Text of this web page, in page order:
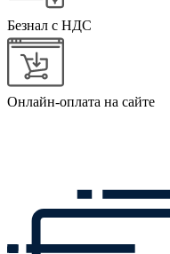
Безнал с НДС
Онлайн-оплата на сайте